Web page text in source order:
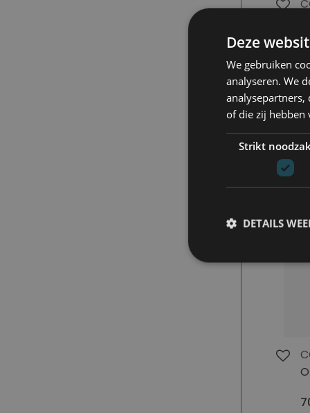
Deze
We gebruiken
analyseren. We
of die zij
Strikt
DETAILS